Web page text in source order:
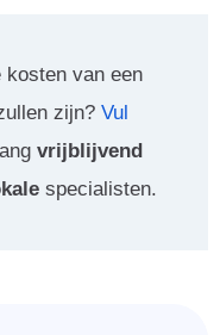
van een
zijn? Vul
vrijblijvend
specialisten.